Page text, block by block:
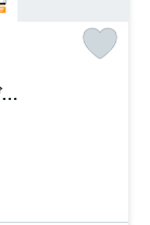
板橋区成増5丁目 快適設備 車庫付デザイン住宅 限定1棟